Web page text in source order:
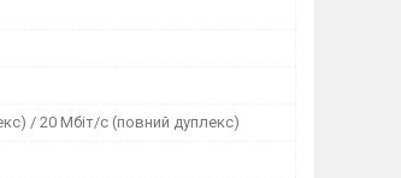
/ 20 Мбіт/с (повний дуплекс)